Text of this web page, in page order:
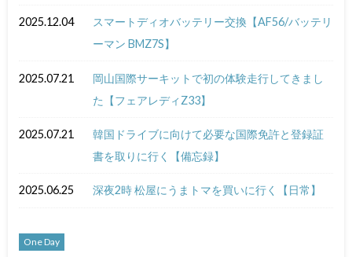
2025.12.04
スマートディオバッテリー交換【AF56/バッテリ
ーマン BMZ7S】
2025.07.21
岡山国際サーキットで初の体験走行してきまし
た【フェアレディZ33】
2025.07.21
韓国ドライブに向けて必要な国際免許と登録証
書を取りに行く【備忘録】
2025.06.25 深夜2時 松屋にうまトマを買いに行く【日常】
One Day